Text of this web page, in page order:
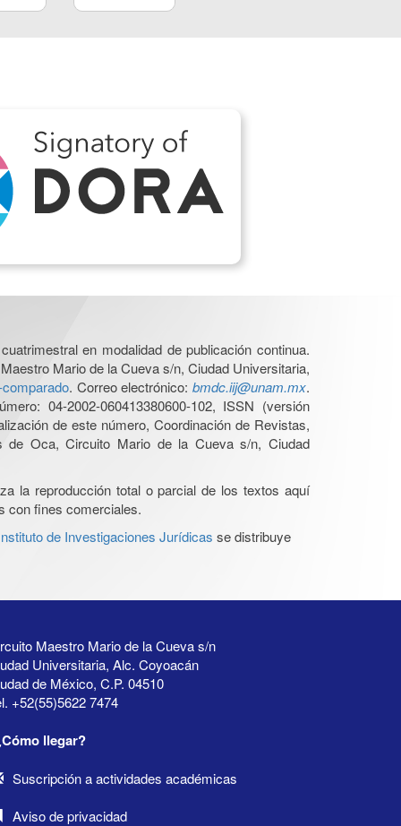
en modalidad de publicación continua.
Mario de la Cueva s/n, Ciudad Universitaria,
. Correo electrónico: bmdc.iij@unam.mx.
04-2002-060413380600-102, ISSN (versión
de este número, Coordinación de Revistas,
de Oca, Circuito Mario de la Cueva s/n, Ciudad
la reproducción total o parcial de los textos aquí
con fines comerciales.
de Investigaciones Jurídicas se distribuye
Maestro Mario de la Cueva s/n
Universitaria, Alc. Coyoacán
de México, C.P. 04510
+52(55)5622 7474
llegar?
Suscripción a actividades académicas
Aviso de privacidad